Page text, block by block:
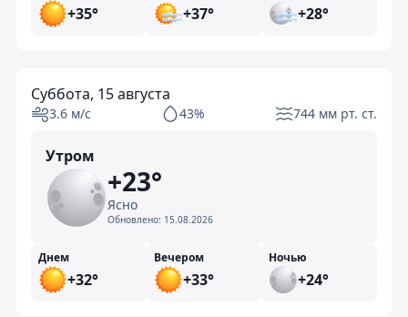
+35° +37° +28°
Суббота, 15 августа
3.6 м/с 43% 744 мм рт. ст.
Утром
+23°
Ясно
Обновлено: 15.08.2026
Днем
+32°
Вечером
+33°
Ночью
+24°